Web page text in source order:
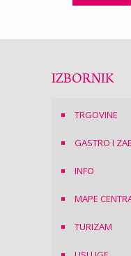
IZBORNIK
TRGOVINE
GASTRO I
INFO
MAPE
TURIZAM